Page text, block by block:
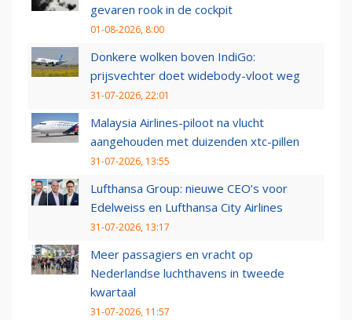
gevaren rook in de cockpit
01-08-2026, 8:00
Donkere wolken boven IndiGo:
prijsvechter doet widebody-vloot weg
31-07-2026, 22:01
Malaysia Airlines-piloot na vlucht
aangehouden met duizenden xtc-pillen
31-07-2026, 13:55
Lufthansa Group: nieuwe CEO’s voor
Edelweiss en Lufthansa City Airlines
31-07-2026, 13:17
Meer passagiers en vracht op
Nederlandse luchthavens in tweede
kwartaal
31-07-2026, 11:57